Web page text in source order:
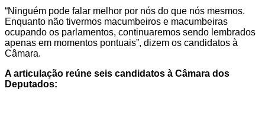
“Ninguém pode falar melhor por nós do que nós mesmos.
Enquanto não tivermos macumbeiros e macumbeiras
ocupando os parlamentos, continuaremos sendo lembrados
apenas em momentos pontuais”, dizem os candidatos à
Câmara.
A articulação reúne seis candidatos à Câmara dos
Deputados: